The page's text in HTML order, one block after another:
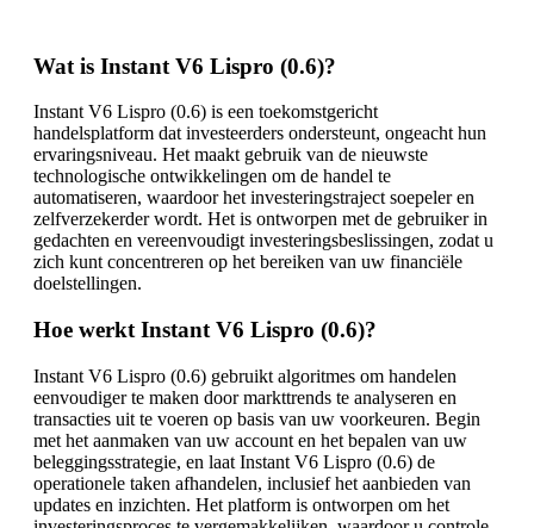
Wat is Instant V6 Lispro (0.6)?
Instant V6 Lispro (0.6) is een toekomstgericht
handelsplatform dat investeerders ondersteunt, ongeacht hun
ervaringsniveau. Het maakt gebruik van de nieuwste
technologische ontwikkelingen om de handel te
automatiseren, waardoor het investeringstraject soepeler en
zelfverzekerder wordt. Het is ontworpen met de gebruiker in
gedachten en vereenvoudigt investeringsbeslissingen, zodat u
zich kunt concentreren op het bereiken van uw financiële
doelstellingen.
Hoe werkt Instant V6 Lispro (0.6)?
Instant V6 Lispro (0.6) gebruikt algoritmes om handelen
eenvoudiger te maken door markttrends te analyseren en
transacties uit te voeren op basis van uw voorkeuren. Begin
met het aanmaken van uw account en het bepalen van uw
beleggingsstrategie, en laat Instant V6 Lispro (0.6) de
operationele taken afhandelen, inclusief het aanbieden van
updates en inzichten. Het platform is ontworpen om het